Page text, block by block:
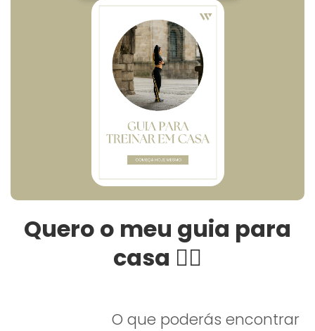
Quero o meu guia para
casa 👇🏽
O que poderás encontrar